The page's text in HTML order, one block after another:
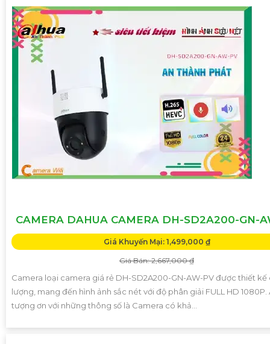
CAMERA DAHUA CAMERA DH-SD2A200-GN-
Giá Khuyến Mại: 1,499,000 ₫
Giá Bán: 2,667,000 ₫
Camera loại camera giá rẻ DH-SD2A200-GN-AW-PV được thiết kế
lượng, mang đến hình ảnh sắc nét với độ phân giải FULL HD 1080P.
tượng ơn với những thông số là Camera có khả...